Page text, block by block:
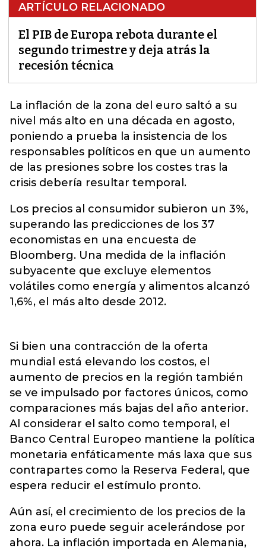
ARTÍCULO RELACIONADO
El PIB de Europa rebota durante el
segundo trimestre y deja atrás la
recesión técnica
La inflación de la zona del euro saltó a su
nivel más alto en una década en agosto,
poniendo a prueba la insistencia de los
responsables políticos en que un aumento
de las presiones sobre los costes tras la
crisis debería resultar temporal.
Los precios al consumidor subieron un 3%,
superando las predicciones de los 37
economistas en una encuesta de
Bloomberg. Una medida de la inflación
subyacente que excluye elementos
volátiles como energía y alimentos alcanzó
1,6%, el más alto desde 2012.
Si bien una contracción de la oferta
mundial está elevando los costos, el
aumento de precios en la región también
se ve impulsado por factores únicos, como
comparaciones más bajas del año anterior.
Al considerar el salto como temporal, el
Banco Central Europeo mantiene la política
monetaria enfáticamente más laxa que sus
contrapartes como la Reserva Federal, que
espera reducir el estímulo pronto.
Aún así, el crecimiento de los precios de la
zona euro puede seguir acelerándose por
ahora. La inflación importada en Alemania,